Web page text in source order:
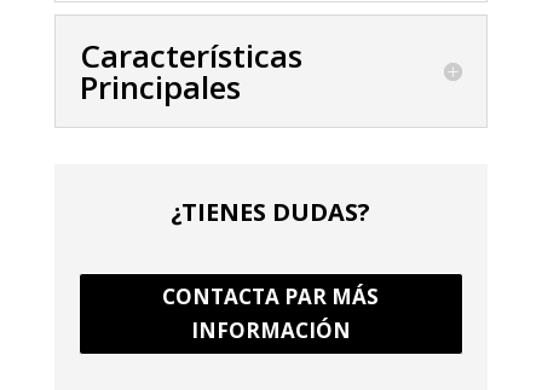
Características
Principales
¿TIENES DUDAS?
CONTACTA PAR MÁS
INFORMACIÓN